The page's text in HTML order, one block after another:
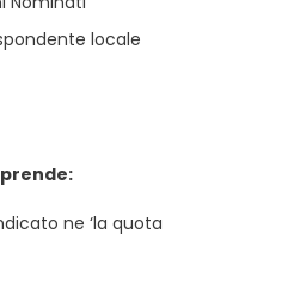
locale
ne ‘la quota